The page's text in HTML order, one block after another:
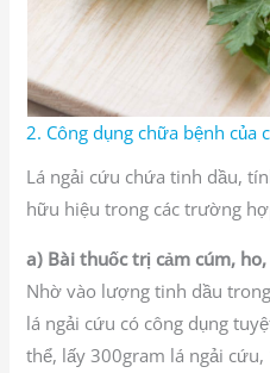
2. Công dụng chữa bệnh của
Lá ngải cứu chứa tinh dầu,
hữu hiệu trong các trường
a) Bài thuốc trị cảm cúm,
Nhờ vào lượng tinh dầu
lá ngải cứu có công dụng
thể, lấy 300gram lá ngải